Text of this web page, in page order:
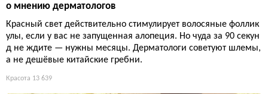
о мнению дерматологов
Красный свет действительно стимулирует волосяные фоллик
улы, если у вас не запущенная алопеция. Но чуда за 90 секун
д не ждите — нужны месяцы. Дерматологи советуют шлемы,
а не дешёвые китайские гребни.
Красота 13 639